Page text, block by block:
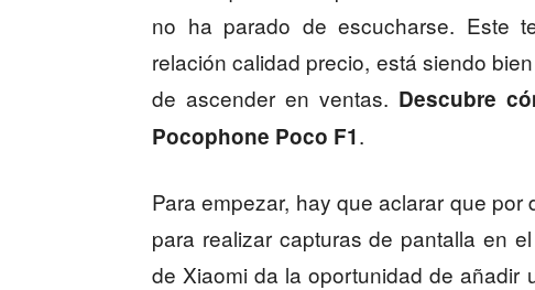
no ha parado de escucharse. Este
relación calidad precio, está siendo
de ascender en ventas. Descubre
Pocophone Poco F1.
Para empezar, hay que aclarar que
para realizar capturas de pantalla en
de Xiaomi da la oportunidad de añadir